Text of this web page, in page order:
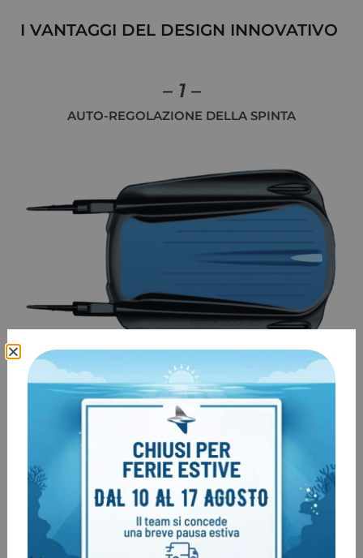
I VANTAGGI DEL DESIGN INNOVATIVO
– 1 –
AUTO-REGOLAZIONE DELLA SPINTA
La parte centrale della lama di queste pinne sub by
Scubapro presenta una particolare membrana
attorno ai lati e alla parte anteriore. Questa consente
una eccezionale reazione alla pressione esercitata
dall’acqua in fase di spinta che gli permette di
cambiare angolo
indipendentemente dalle restanti
parti della pinna.